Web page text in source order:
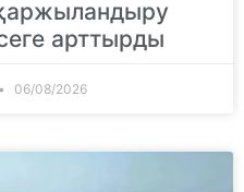
арттырды
06/08/2026